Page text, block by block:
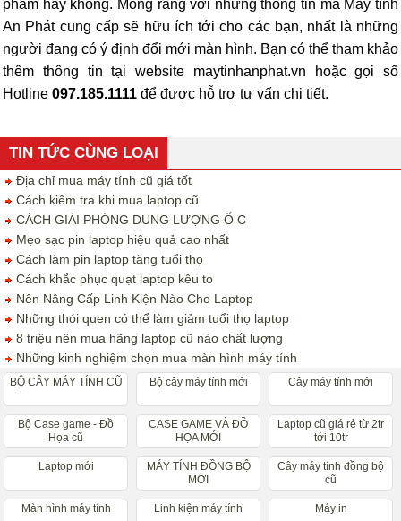
phẩm hay không. Mong rằng với những thông tin mà Máy tính
An Phát cung cấp sẽ hữu ích tới cho các bạn, nhất là những
người đang có ý định đổi mới màn hình. Bạn có thể tham khảo
thêm thông tin tại website maytinhanphat.vn hoặc gọi số
Hotline 097.185.1111 để được hỗ trợ tư vấn chi tiết.
TIN TỨC CÙNG LOẠI
Địa chỉ mua máy tính cũ giá tốt
Cách kiểm tra khi mua laptop cũ
CÁCH GIẢI PHÓNG DUNG LƯỢNG Ổ C
Mẹo sạc pin laptop hiệu quả cao nhất
Cách làm pin laptop tăng tuổi thọ
Cách khắc phục quạt laptop kêu to
Nên Nâng Cấp Linh Kiện Nào Cho Laptop
Những thói quen có thể làm giảm tuổi thọ laptop
8 triệu nên mua hãng laptop cũ nào chất lượng
Những kinh nghiệm chọn mua màn hình máy tính
BỘ CÂY MÁY TÍNH CŨ Bộ cây máy tính mới Cây máy tính mới
Bộ Case game - Đồ
Họa cũ
CASE GAME VÀ ĐỒ
HỌA MỚI
Laptop cũ giá rẻ từ 2tr
tới 10tr
Laptop mới
MÁY TÍNH ĐỒNG BỘ
MỚI
Cây máy tính đồng bộ
cũ
Màn hình máy tính Linh kiện máy tính Máy in